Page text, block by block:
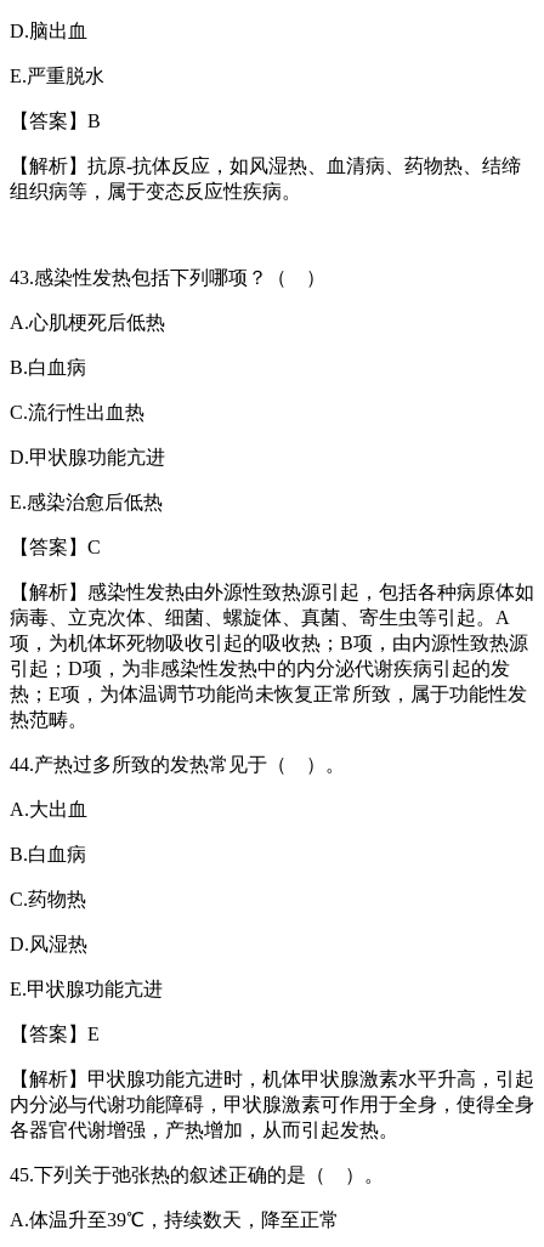
D.脑出血
E.严重脱水
【答案】 B
【解析】 抗原-抗体反应，如风湿热、血清病、药物热、结缔
组织病等，属于变态反应性疾病。
43.感染性发热包括下列哪项？（ ）
A.心肌梗死后低热
B.白血病
C.流行性出血热
D.甲状腺功能亢进
E.感染治愈后低热
【答案】 C
【解析】 感染性发热由外源性致热源引起，包括各种病原体如
病毒、立克次体、细菌、螺旋体、真菌、寄生虫等引起。 A
项，为机体坏死物吸收引起的吸收热； B项，由内源性致热源
引起； D项，为非感染性发热中的内分泌代谢疾病引起的发
热； E项，为体温调节功能尚未恢复正常所致，属于功能性发
热范畴。
44.产热过多所致的发热常见于（ ）。
A.大出血
B.白血病
C.药物热
D.风湿热
E.甲状腺功能亢进
【答案】 E
【解析】甲状腺功能亢进时，机体甲状腺激素水平升高，引起
内分泌与代谢功能障碍，甲状腺激素可作用于全身，使得全身
各器官代谢增强，产热增加，从而引起发热。
45.下列关于弛张热的叙述正确的是（ ）。
A.体温升至39℃，持续数天，降至正常